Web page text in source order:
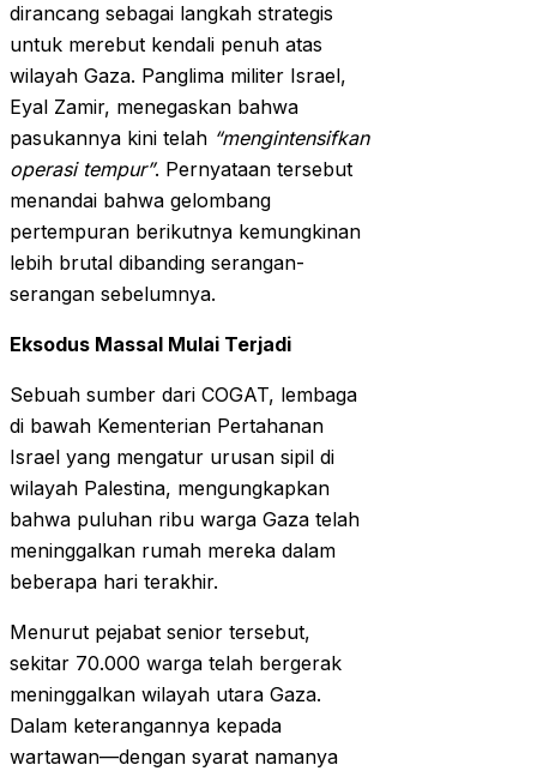
dirancang sebagai langkah strategis
untuk merebut kendali penuh atas
wilayah Gaza. Panglima militer Israel,
Eyal Zamir, menegaskan bahwa
pasukannya kini telah “mengintensifkan
operasi tempur”. Pernyataan tersebut
menandai bahwa gelombang
pertempuran berikutnya kemungkinan
lebih brutal dibanding serangan-
serangan sebelumnya.
Eksodus Massal Mulai Terjadi
Sebuah sumber dari COGAT, lembaga
di bawah Kementerian Pertahanan
Israel yang mengatur urusan sipil di
wilayah Palestina, mengungkapkan
bahwa puluhan ribu warga Gaza telah
meninggalkan rumah mereka dalam
beberapa hari terakhir.
Menurut pejabat senior tersebut,
sekitar 70.000 warga telah bergerak
meninggalkan wilayah utara Gaza.
Dalam keterangannya kepada
wartawan—dengan syarat namanya